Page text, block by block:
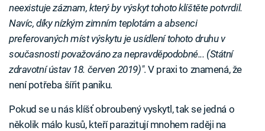
neexistuje záznam, který by výskyt tohoto klíštěte potvrdil.
Navíc, díky nízkým zimním teplotám a absenci
preferovaných míst výskytu je usídlení tohoto druhu v
současnosti považováno za nepravděpodobné... (Státní
zdravotní ústav 18. červen 2019)". V praxi to znamená, že
není potřeba šířit paniku.
Pokud se u nás klíšť obroubený vyskytl, tak se jedná o
několik málo kusů, kteří parazitují mnohem raději na